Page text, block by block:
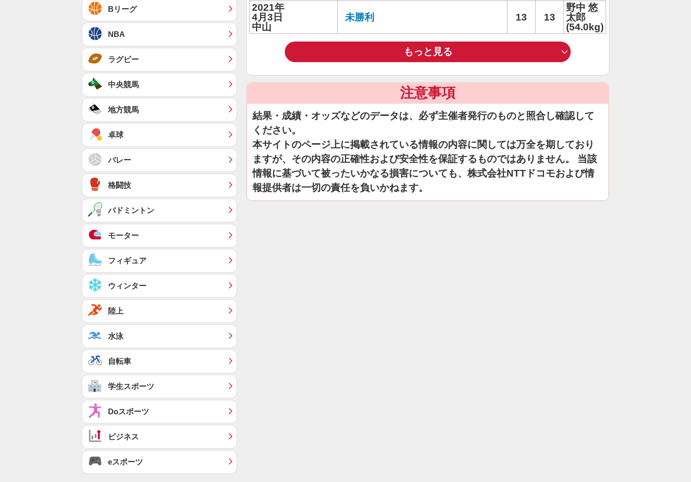
2021年
4月3日
中山
未勝利 13 13
野中 悠
太郎
(54.0kg)
もっと見る
注意事項
結果・成績・オッズなどのデータは、必ず主催者発行のものと照合し確認して
ください。
本サイトのページ上に掲載されている情報の内容に関しては万全を期しており
ますが、その内容の正確性および安全性を保証するものではありません。 当該
情報に基づいて被ったいかなる損害についても、株式会社NTTドコモおよび情
報提供者は一切の責任を負いかねます。
Bリーグ
NBA
ラグビー
中央競馬
地方競馬
卓球
バレー
格闘技
バドミントン
モーター
フィギュア
ウィンター
陸上
水泳
自転車
学生スポーツ
Doスポーツ
ビジネス
eスポーツ